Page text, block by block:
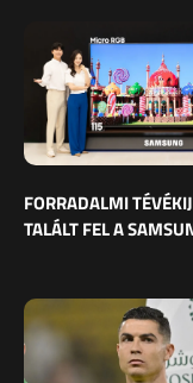
FORRADALMI
TALÁLT FEL A